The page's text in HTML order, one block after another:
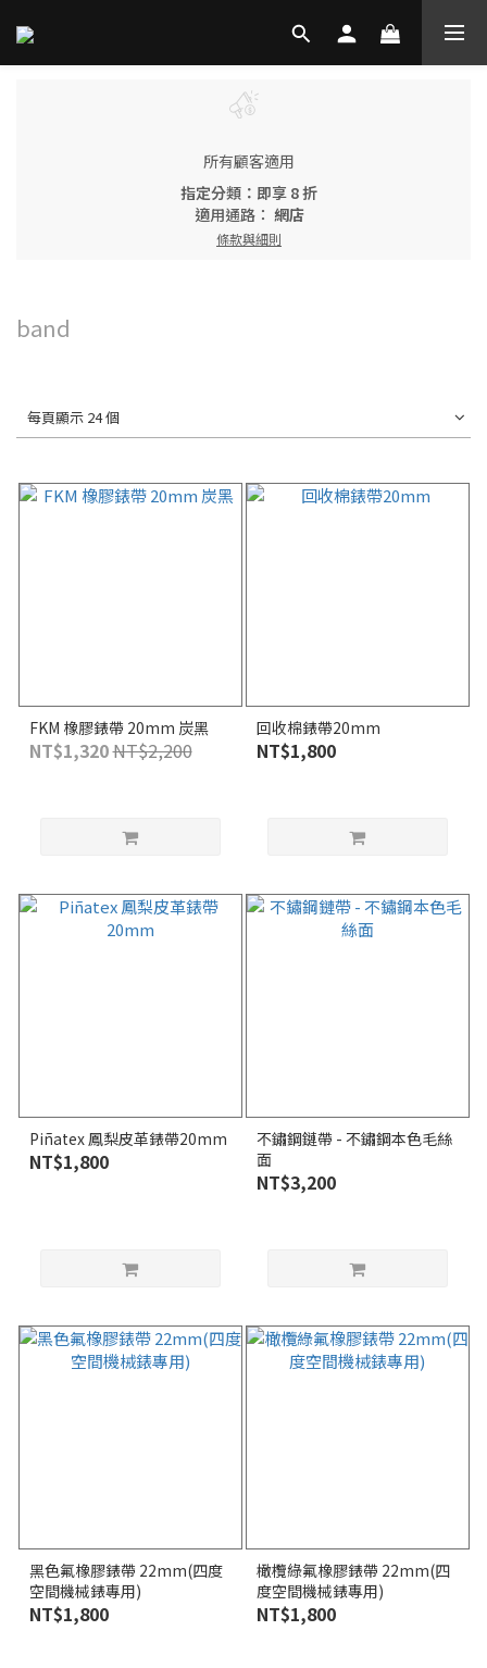
所有顧客適用
指定分類：即享 8 折
適用通路： 網店
條款與細則
band
每頁顯示 24 個
FKM 橡膠錶帶 20mm 炭黑
NT$1,320NT$2,200
回收棉錶帶20mm
NT$1,800
Piñatex 鳳梨皮革錶帶20mm
NT$1,800
不鏽鋼鏈帶 - 不鏽鋼本色毛絲
面
NT$3,200
黑色氟橡膠錶帶 22mm(四度
空間機械錶專用)
NT$1,800
橄欖綠氟橡膠錶帶 22mm(四
度空間機械錶專用)
NT$1,800